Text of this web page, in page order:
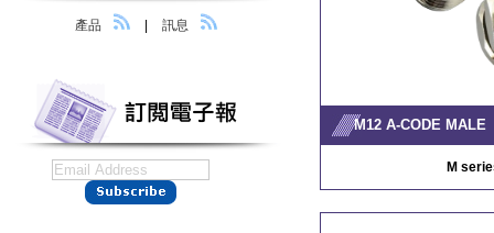
M12 A-CODE MALE
M
產品 訊息